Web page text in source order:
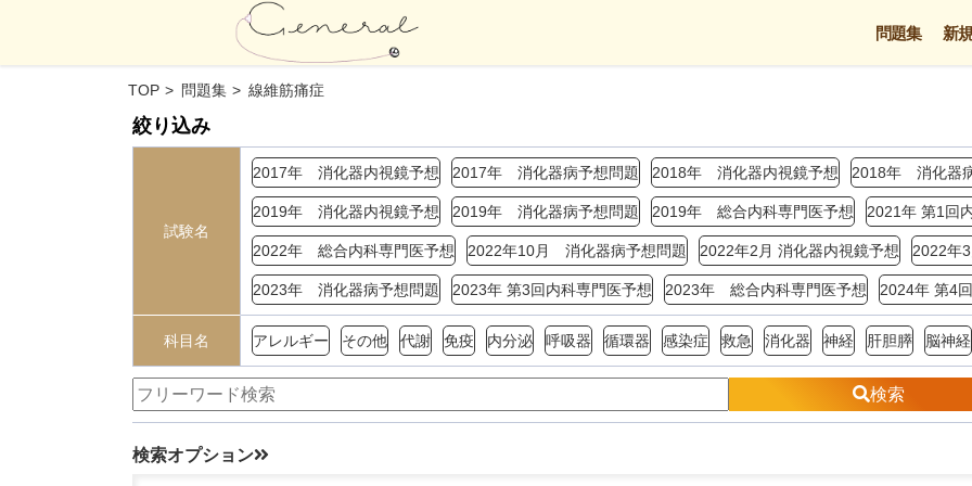
問題集 新
TOP 問題集 線維筋痛症
絞り込み
試験名
2017年 消化器内視鏡予想 2017年 消化器病予想問題 2018年 消化器内視鏡予想 2018年 消化器
2019年 消化器内視鏡予想 2019年 消化器病予想問題 2019年 総合内科専門医予想 2021年 第1回
2022年 総合内科専門医予想 2022年10月 消化器病予想問題 2022年2月 消化器内視鏡予想 2022年
2023年 消化器病予想問題 2023年 第3回内科専門医予想 2023年 総合内科専門医予想 2024年 第4
科目名 アレルギー その他 代謝 免疫 内分泌 呼吸器 循環器 感染症 救急 消化器 神経 肝胆膵 脳神経
検索
検索オプション